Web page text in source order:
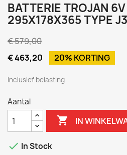
BATTERIE TROJAN
295X178X365 TYPE
€ 579,00
€ 463,20
20% KORTING
Inclusief belasting
Aantal
 IN
 In Stock